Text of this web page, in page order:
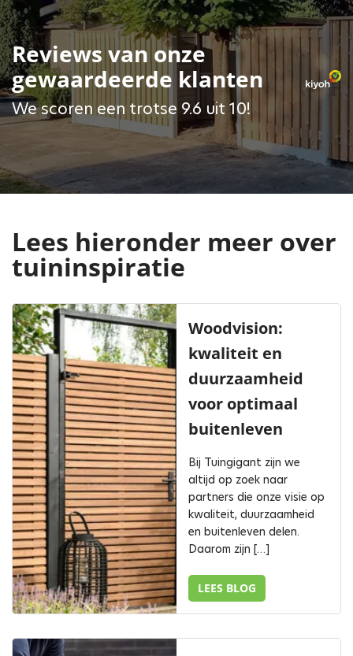
Reviews van onze
gewaardeerde klanten
We scoren een trotse 9.6 uit 10!
Lees hieronder meer over
tuininspiratie
Woodvision:
kwaliteit en
duurzaamheid
voor optimaal
buitenleven
Bij Tuingigant zijn we
altijd op zoek naar
partners die onze visie op
kwaliteit, duurzaamheid
en buitenleven delen.
Daarom zijn […]
LEES BLOG